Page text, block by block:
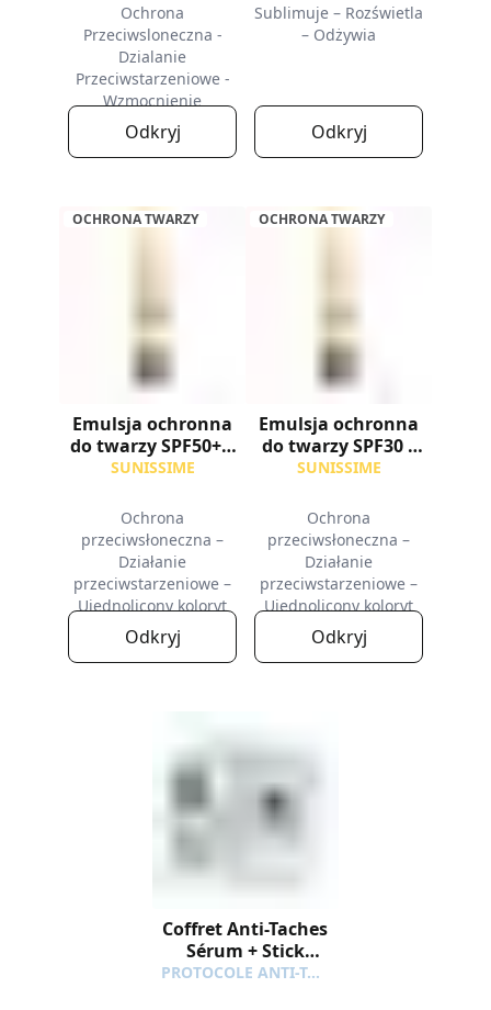
Ochrona
Przeciwsloneczna -
Dzialanie
Przeciwstarzeniowe -
Wzmocnienie
Opalenizny
Odkryj
Sublimuje – Rozświetla
– Odżywia
Odkryj
OCHRONA TWARZY
Emulsja ochronna
do twarzy SPF50+ z
kolorem
SUNISSIME
Ochrona
przeciwsłoneczna –
Działanie
przeciwstarzeniowe –
Ujednolicony koloryt
Odkryj
OCHRONA TWARZY
Emulsja ochronna
do twarzy SPF30 z
kolorem
SUNISSIME
Ochrona
przeciwsłoneczna –
Działanie
przeciwstarzeniowe –
Ujednolicony koloryt
Odkryj
Coffret Anti-Taches
Sérum + Stick
Solaire SPF50+PROTOCOLE ANTI-TACHES